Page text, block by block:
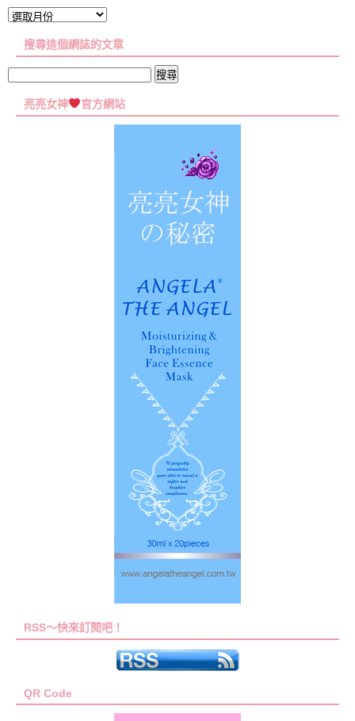
文
彙
搜尋這個網誌的文章
關
亮亮女神 官方網站
RSS～快來訂閱吧！
QR Code